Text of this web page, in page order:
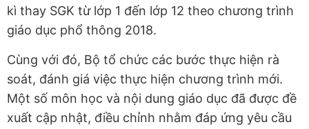
kì thay SGK từ lớp 1 đến lớp 12 theo chương trình
giáo dục phổ thông 2018.
Cùng với đó, Bộ tổ chức các bước thực hiện rà
soát, đánh giá việc thực hiện chương trình mới.
Một số môn học và nội dung giáo dục đã được đề
xuất cập nhật, điều chỉnh nhằm đáp ứng yêu cầu